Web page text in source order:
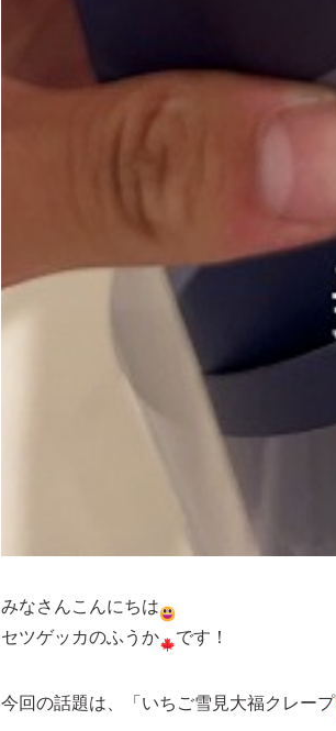
みなさんこんにちは
セツゲッカのふうか
です！
今回の話題は、「いちご雪見大福クレープ